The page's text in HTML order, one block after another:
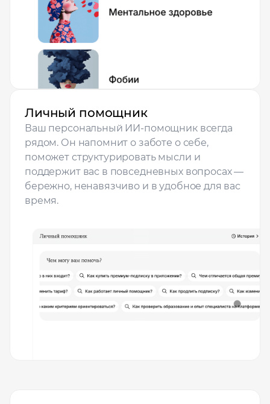
Личный помощник
Ваш персональный ИИ-помощник всегда
рядом. Он напомнит о заботе о себе,
поможет структурировать мысли и
поддержит вас в повседневных вопросах —
бережно, ненавязчиво и в удобное для вас
время.